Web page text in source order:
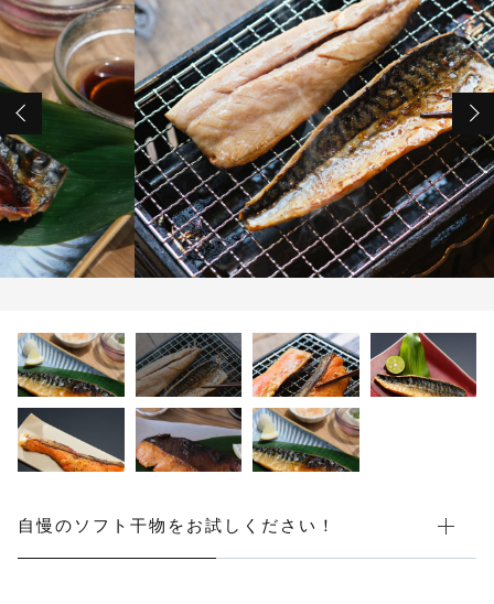
自慢のソフト干物をお試しください！
ショッピングを続ける
カートを確認する
ソフト干物味噌漬
ギフト・海の贈り物
当社限定オリジナルソフト干物
子カテゴリ
価格帯
～
並び順
その他
在庫あり セール